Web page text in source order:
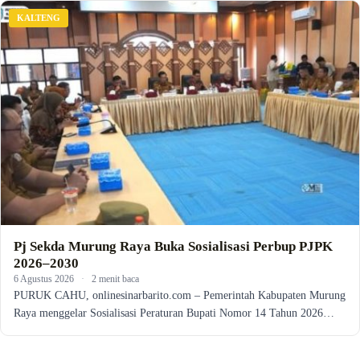
KALTENG
Pj Sekda Murung Raya Buka Sosialisasi Perbup PJPK
2026–2030
6 Agustus 2026 · 2 menit baca
PURUK CAHU, onlinesinarbarito.com – Pemerintah Kabupaten Murung
Raya menggelar Sosialisasi Peraturan Bupati Nomor 14 Tahun 2026…